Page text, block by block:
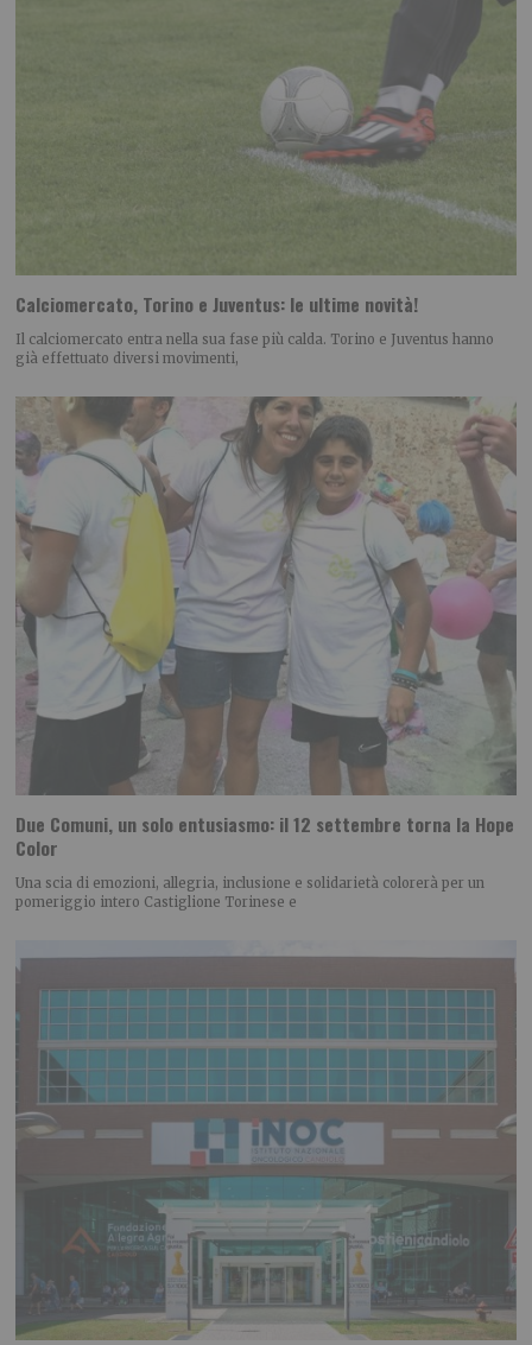
Calciomercato, Torino e Juventus: le ultime novità!
Il calciomercato entra nella sua fase più calda. Torino e Juventus hanno
già effettuato diversi movimenti,
Due Comuni, un solo entusiasmo: il 12 settembre torna la Hope
Color
Una scia di emozioni, allegria, inclusione e solidarietà colorerà per un
pomeriggio intero Castiglione Torinese e